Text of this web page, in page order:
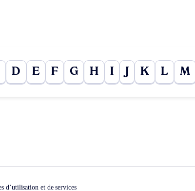
D E F G H I J K L M
d’utilisation et de services